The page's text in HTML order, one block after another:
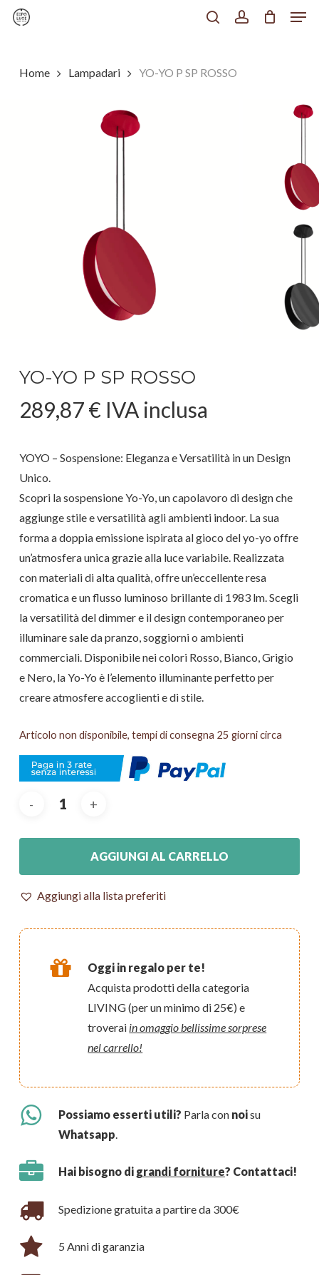
Skip
content
Home Lampadari YO-YO P SP ROSSO
YO-YO P SP ROSSO
289,87€ IVA inclusa
YOYO – Sospensione: Eleganza e Versatilità in un Design
Unico.
Scopri la sospensione Yo-Yo, un capolavoro di design che
aggiunge stile e versatilità agli ambienti indoor. La sua
forma a doppia emissione ispirata al gioco del yo-yo offre
un’atmosfera unica grazie alla luce variabile. Realizzata
con materiali di alta qualità, offre un’eccellente resa
cromatica e un flusso luminoso brillante di 1983 lm. Scegli
la versatilità del dimmer e il design contemporaneo per
illuminare sale da pranzo, soggiorni o ambienti
commerciali. Disponibile nei colori Rosso, Bianco, Grigio
e Nero, la Yo-Yo è l’elemento illuminante perfetto per
creare atmosfere accoglienti e di stile.
Articolo non disponibile, tempi di consegna 25 giorni circa
AGGIUNGI AL CARRELLO
Aggiungi alla lista preferiti
Oggi in regalo per te!
Acquista prodotti della categoria
LIVING (per un minimo di 25€) e
troverai in omaggio bellissime sorprese
nel carrello!
Possiamo esserti utili? Parla con noisu
Whatsapp
Hai bisogno di grandi forniture? Contattaci!
Spedizione gratuita a partire da 300€
5 Anni di garanzia